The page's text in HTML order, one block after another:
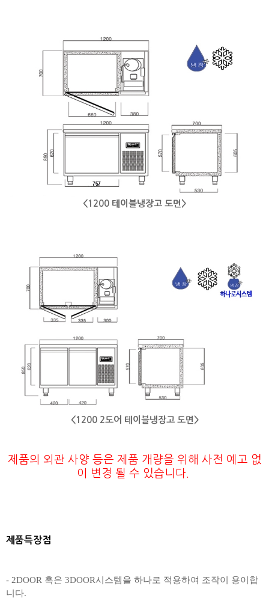
<1200 테이블냉장고 도면>
<1200 2도어 테이블냉장고 도면>
제품의 외관 사양 등은 제품 개량을 위해 사전 예고 없
이 변경 될 수 있습니다.
제품특장점
- 2DOOR 혹은 3DOOR시스템을 하나로 적용하여 조작이 용이합
니다.